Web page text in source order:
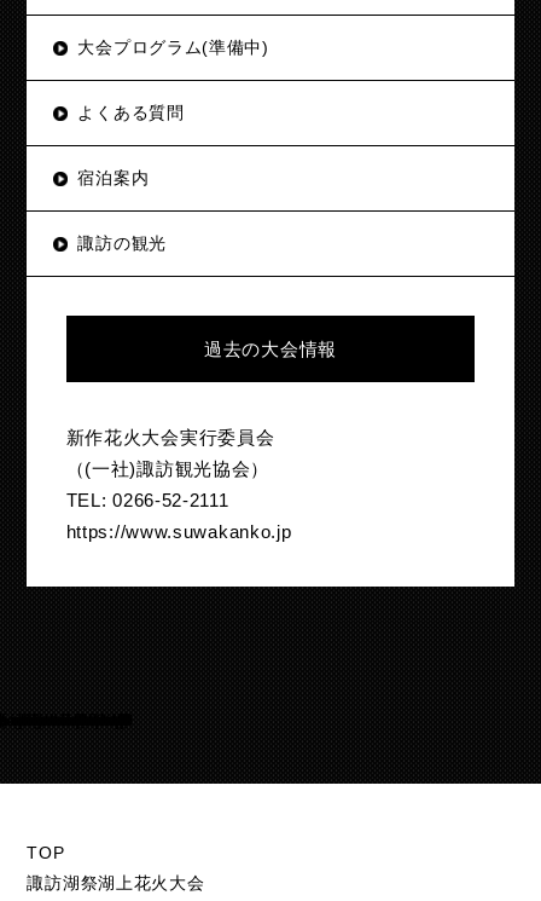
大会プログラム(準備中)
よくある質問
宿泊案内
諏訪の観光
過去の大会情報
新作花火大会実行委員会
（(一社)諏訪観光協会）
TEL: 0266-52-2111
https://www.suwakanko.jp
Warning/home/suwakohanabi/suwako-hanabi.com/public_html/test.suwako-hanabi.com/wp-content/themes/suwako-hanabi_2018/footer.php50
TOP
諏訪湖祭湖上花火大会